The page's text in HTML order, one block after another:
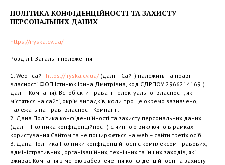
ПОЛІТИКА КОНФІДЕНЦІЙНОСТІ ТА ЗАХИСТУ
ПЕРСОНАЛЬНИХ ДАНИХ
https://iryska.cv.ua/
Розділ І. Загальні положення
1. Web - сайт https://iryska.cv.ua/(далі – Сайт) належить на праві
власності ФОП Істинюк Ірина Дмитрівна, код ЄДРПОУ 2966214169 (
далі – Компанія). Всі об'єкти права інтелектуальної власності, які
містяться на сайті, окрім випадків, коли про це окремо зазначено,
належать на праві власності Компанії.
2. Дана Політика конфіденційності та захисту персональних даних
(далі – Політика конфіденційності) є чинною виключно в рамках
користування Сайтом та не поширюється на web – сайти третіх осіб.
3. Дана Політика Політики конфіденційності є комплексом правових,
адміністративних , організаційних, технічних та інших заходів, які
вживає Компанія з метою забезпечення конфіденційності та захисту